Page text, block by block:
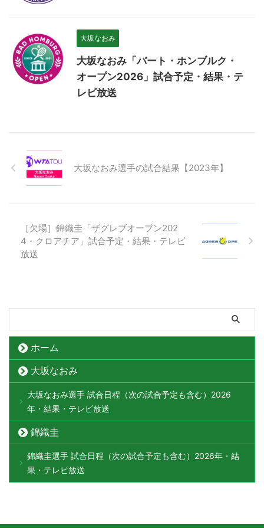
大坂なおみ
大坂なおみ「バート・ホンブルク・
オープン2026」試合予定・結果・テ
レビ放送
大坂なおみ選手の試合結果【2023年】
［欠場］錦織圭「ザグレブオープン202
4・クロアチア」試合予定・結果・テレビ
放送
ホーム
大坂なおみ
大坂なおみ選手 試合日程（次の試合予定も含む）2026
年・結果・テレビ放送
錦織圭
錦織圭選手 試合日程（次の試合予定も含む）2026年・結
果・テレビ放送